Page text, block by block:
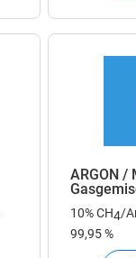
ARGON /
10% CH4/
99,95 %